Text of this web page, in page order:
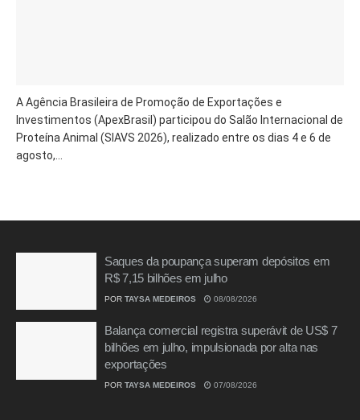
A Agência Brasileira de Promoção de Exportações e
Investimentos (ApexBrasil) participou do Salão Internacional de
Proteína Animal (SIAVS 2026), realizado entre os dias 4 e 6 de
agosto,...
Saques da poupança superam depósitos em
R$ 7,15 bilhões em julho
POR TAYSA MEDEIROS 08/08/2026
Balança comercial registra superávit de US$ 7
bilhões em julho, impulsionada por alta nas
exportações
POR TAYSA MEDEIROS 07/08/2026